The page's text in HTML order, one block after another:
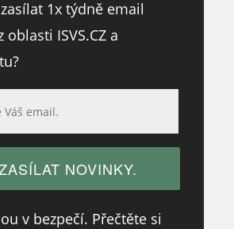
1x týdně email
ISVS.CZ a
v bezpečí. Přečtěte si